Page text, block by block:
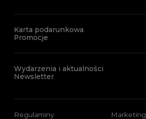
Karta podarunkowa
Promocje
Wydarzenia i aktualności
Newsletter
Regulaminy
Marketing